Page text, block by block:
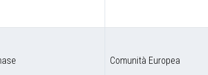
Comunità Europea